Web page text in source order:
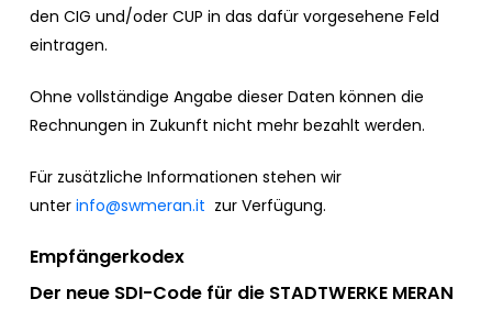
den CIG und/oder CUP in das dafür vorgesehene Feld
eintragen.
Ohne vollständige Angabe dieser Daten können die
Rechnungen in Zukunft nicht mehr bezahlt werden.
Für zusätzliche Informationen stehen wir
unter info@swmeran.it zur Verfügung.
Empfängerkodex
Der neue SDI-Code für die STADTWERKE MERAN